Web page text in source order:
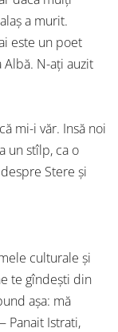
a murit.
este un poet
N-aţi auzit
mi-i văr. Insă noi
un stîlp, ca o
Stere şi
culturale şi
te gîndeşti din
aşa: mă
Istrati,